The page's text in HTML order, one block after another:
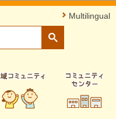
へ移動
Multilingual